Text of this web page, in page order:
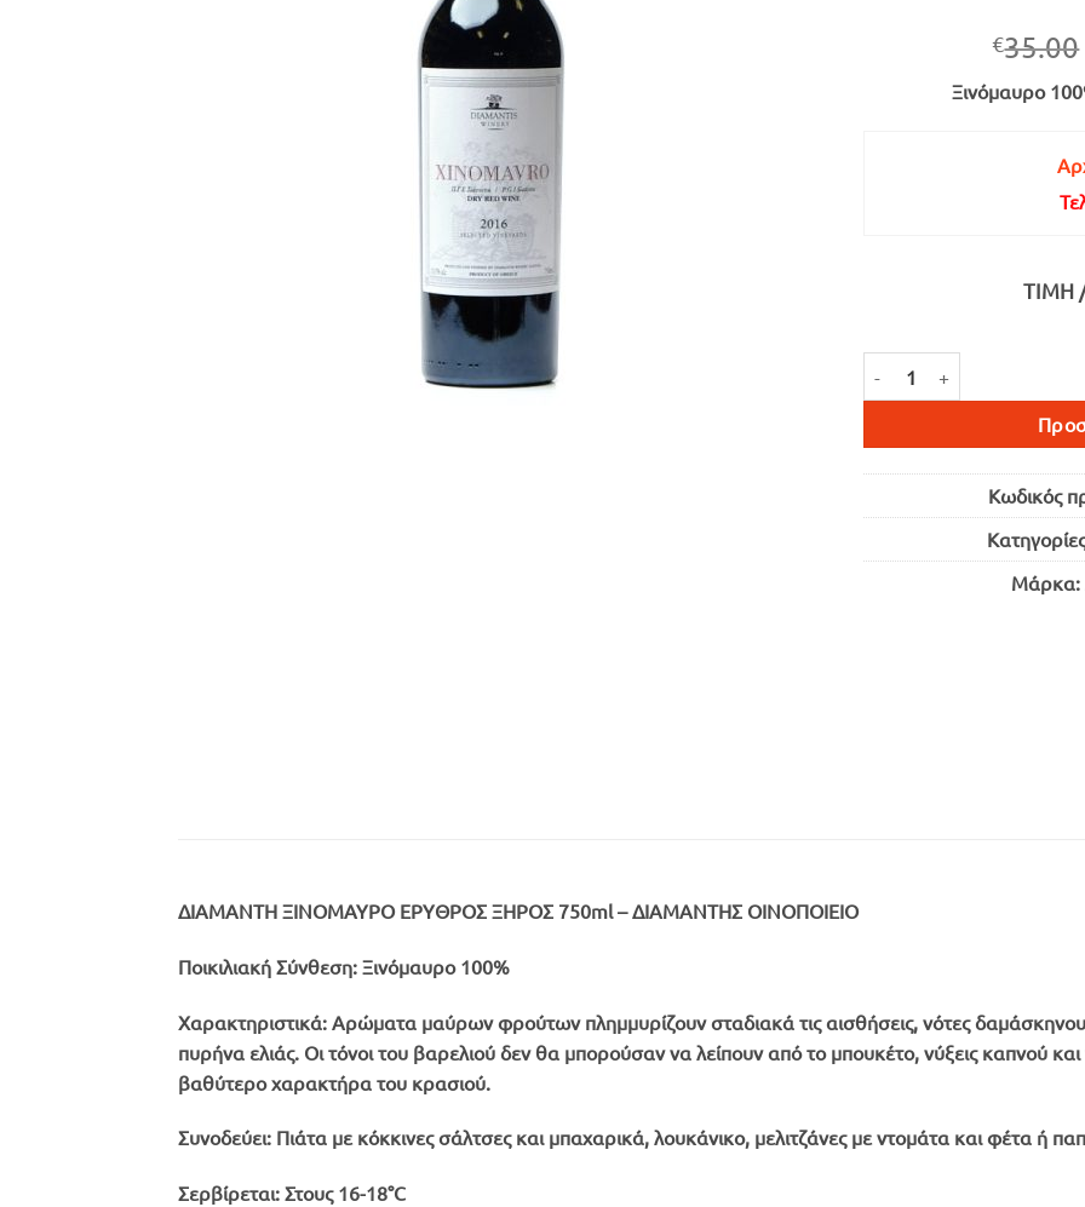
€35.00
Ξινόμαυρο
ΤΙΜΉ
Κωδικός
Μάρκα:
ΔΙΑΜΑΝΤΗ ΞΙΝΟΜΑΥΡΟ ΕΡΥΘΡΟΣ ΞΗΡΟΣ 750ml – ΔΙΑΜΑΝΤΗΣ ΟΙΝΟΠΟΙΕΙΟ
Ποικιλιακή Σύνθεση: Ξινόμαυρο 100%
Χαρακτηριστικά: Αρώματα μαύρων φρούτων πλημμυρίζουν σταδιακά τις αισθήσεις, νότες
πυρήνα ελιάς. Οι τόνοι του βαρελιού δεν θα μπορούσαν να λείπουν από το μπουκέτο, νύξεις καπνού
βαθύτερο χαρακτήρα του κρασιού.
Συνοδεύει: Πιάτα με κόκκινες σάλτσες και μπαχαρικά, λουκάνικο, μελιτζάνες με ντομάτα και φέτα ή
Σερβίρεται: Στους 16-18°C